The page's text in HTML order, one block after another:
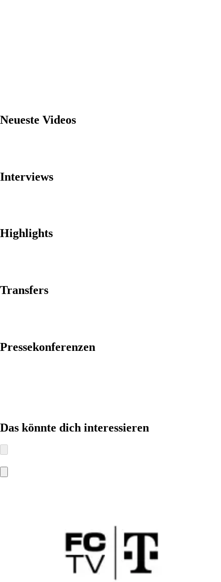
Neueste Videos
Interviews
Highlights
Transfers
Pressekonferenzen
Das könnte dich interessieren